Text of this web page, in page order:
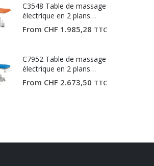
C3548 Table de massage
électrique en 2 plans
Ecopostural
From CHF 1.985,28 TTC
C7952 Table de massage
électrique en 2 plans
Ecopostural
From CHF 2.673,50 TTC